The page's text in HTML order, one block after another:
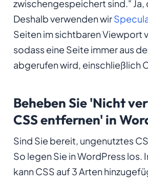
zwischengespeichert sind." Ja,
Deshalb verwenden wir
Seiten im sichtbaren Viewport
sodass eine Seite immer aus
abgerufen wird, einschließlich
Beheben Sie 'Nicht
CSS entfernen' in
Sind Sie bereit, ungenutztes
So legen Sie in WordPress los.
kann CSS auf 3 Arten